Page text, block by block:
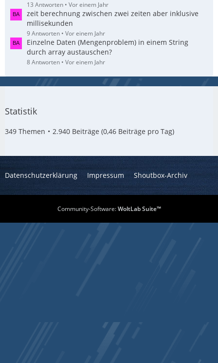
13 Antworten Vor einem Jahr
zeit berechnung zwischen zwei zeiten aber inklusive
millisekunden
9 Antworten Vor einem Jahr
Einzelne Daten (Mengenproblem) in einem String
durch array austauschen?
8 Antworten Vor einem Jahr
Statistik
349 Themen 2.940 Beiträge (0,46 Beiträge pro Tag)
Datenschutzerklärung Impressum Shoutbox-Archiv
Community-Software:WoltLab Suite™